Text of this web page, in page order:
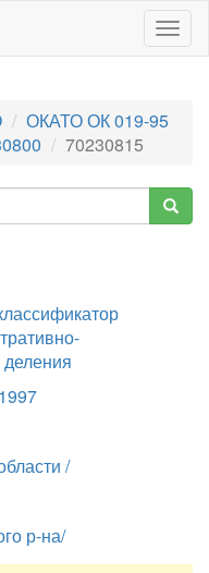
ОКАТО ОК 019-95
70230815
деления
/
р-на/